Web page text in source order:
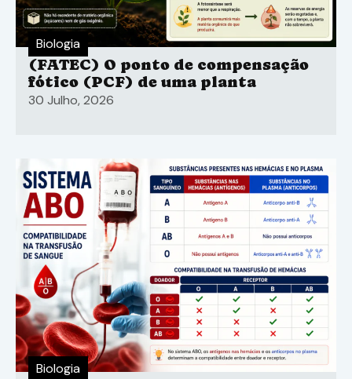
Biologia
(FATEC) O ponto de compensação
fótico (PCF) de uma planta
30 Julho, 2026
Biologia